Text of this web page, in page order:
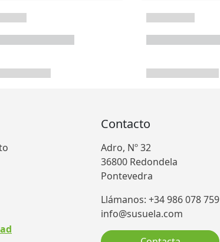
Contacto
Adro, Nº 32
36800 Redondela
Pontevedra
Llámanos: +34 986 078 759
info@susuela.com